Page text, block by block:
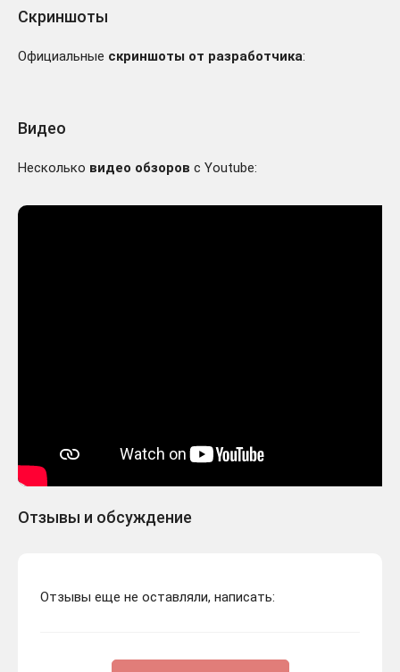
Скриншоты
Официальные скриншоты от разработчика:
Видео
Несколько видео обзоров с Youtube:
Отзывы и обсуждение
Отзывы еще не оставляли, написать: